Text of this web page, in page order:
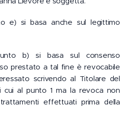
e) si basa anche sul legittimo
b) si basa sul consenso
prestato a tal fine è revocabile
scrivendo al Titolare del
cui al punto 1 ma la revoca non
effettuati prima della